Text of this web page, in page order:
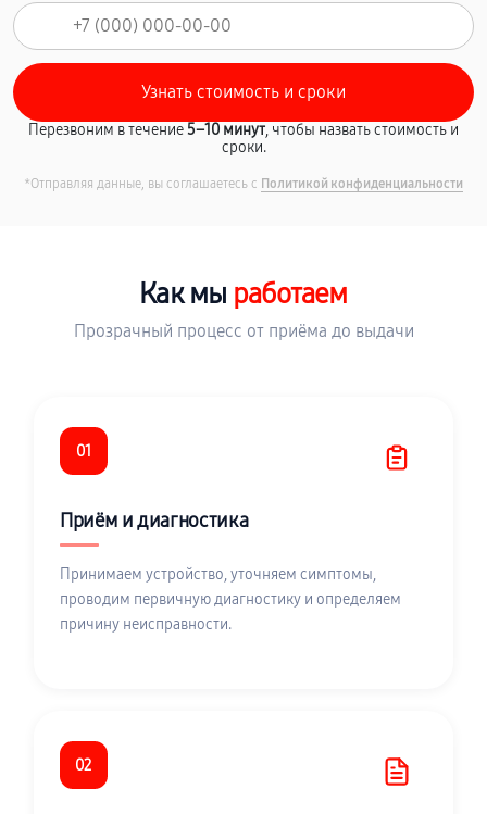
Перезвоним в течение5–10 минут, чтобы назвать стоимость и
сроки.
*Отправляя данные, вы соглашаетесь с Политикой конфиденциальности
Как мы работаем
Прозрачный процесс от приёма до выдачи
01
Приём и диагностика
Принимаем устройство, уточняем симптомы,
проводим первичную диагностику и определяем
причину неисправности.
02